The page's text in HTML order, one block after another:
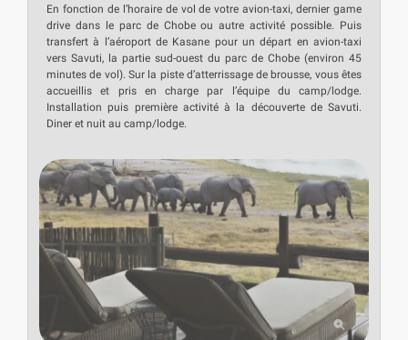
En fonction de l’horaire de vol de votre avion-taxi, dernier game
drive dans le parc de Chobe ou autre activité possible. Puis
transfert à l’aéroport de Kasane pour un départ en avion-taxi
vers Savuti, la partie sud-ouest du parc de Chobe (environ 45
minutes de vol). Sur la piste d’atterrissage de brousse, vous êtes
accueillis et pris en charge par l’équipe du camp/lodge.
Installation puis première activité à la découverte de Savuti.
Diner et nuit au camp/lodge.